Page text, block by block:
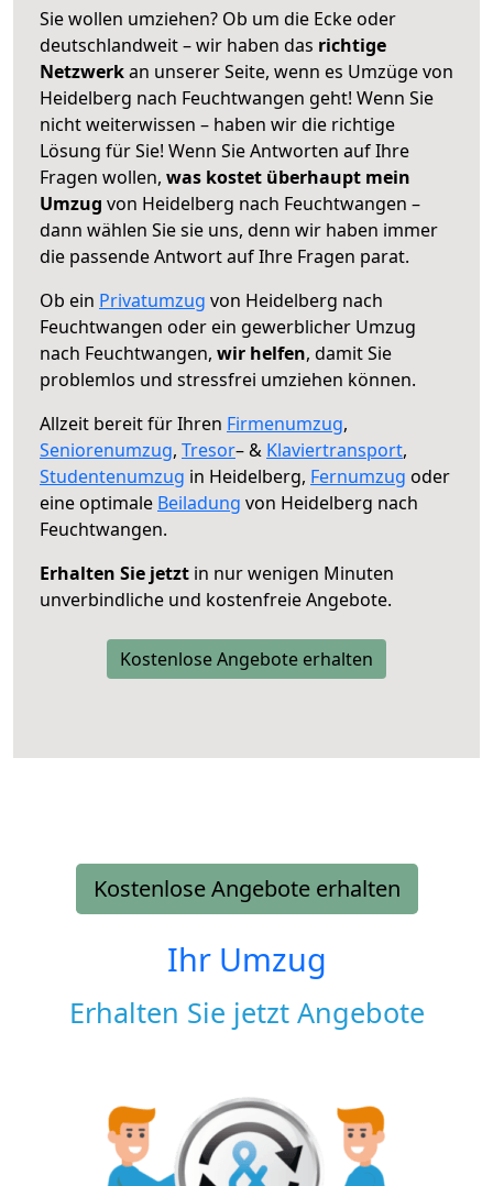
Sie wollen umziehen? Ob um die Ecke oder
deutschlandweit – wir haben das richtige
Netzwerkan unserer Seite, wenn es Umzüge von
Heidelberg nach Feuchtwangen geht! Wenn Sie
nicht weiterwissen – haben wir die richtige
Lösung für Sie! Wenn Sie Antworten auf Ihre
Fragen wollen, was kostet überhaupt mein
Umzug von Heidelberg nach Feuchtwangen –
dann wählen Sie sie uns, denn wir haben immer
die passende Antwort auf Ihre Fragen parat.
Ob ein Privatumzug von Heidelberg nach
Feuchtwangen oder ein gewerblicher Umzug
nach Feuchtwangen, wir helfen, damit Sie
problemlos und stressfrei umziehen können.
Allzeit bereit für Ihren Firmenumzug,
Seniorenumzug, Tresor– & Klaviertransport,
Studentenumzug in Heidelberg, Fernumzug oder
eine optimale Beiladung von Heidelberg nach
Feuchtwangen.
Erhalten Sie jetzt in nur wenigen Minuten
unverbindliche und kostenfreie Angebote.
Kostenlose Angebote erhalten
Kostenlose Angebote erhalten
Ihr Umzug
Erhalten Sie jetzt Angebote